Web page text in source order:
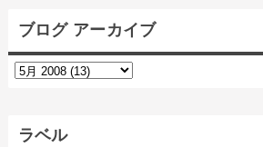
ブログ アーカイブ
ラベル